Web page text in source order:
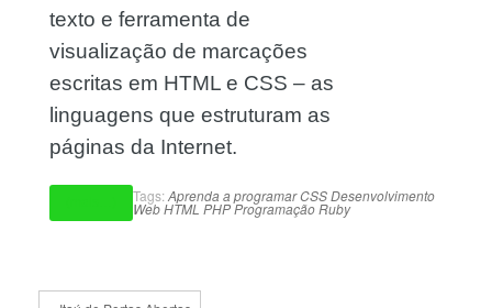
texto e ferramenta de
visualização de marcações
escritas em HTML e CSS – as
linguagens que estruturam as
páginas da Internet.
Tags: Aprenda a programarCSSDesenvolvimento
WebHTML PHPProgramaçãoRuby